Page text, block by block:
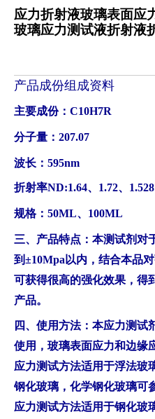
应力折射液玻璃表面应
玻璃应力测试液折射液
产品成份组成资料
主要成份：C10H7R
分子量：207.07
波长：595nm
折射率ND:1.64、1.72、
规格：50ML、100ML
三、产品特点：本测试剂对
到±10Mpa以内，结合本品
可获得很高的强化效果，得
产品。
四、使用方法：本应力测试
使用，玻璃表面应力和边缘
应力测试方法适用于浮法玻
钢化玻璃，化学钢化玻璃可
应力测试方法适用于钢化玻